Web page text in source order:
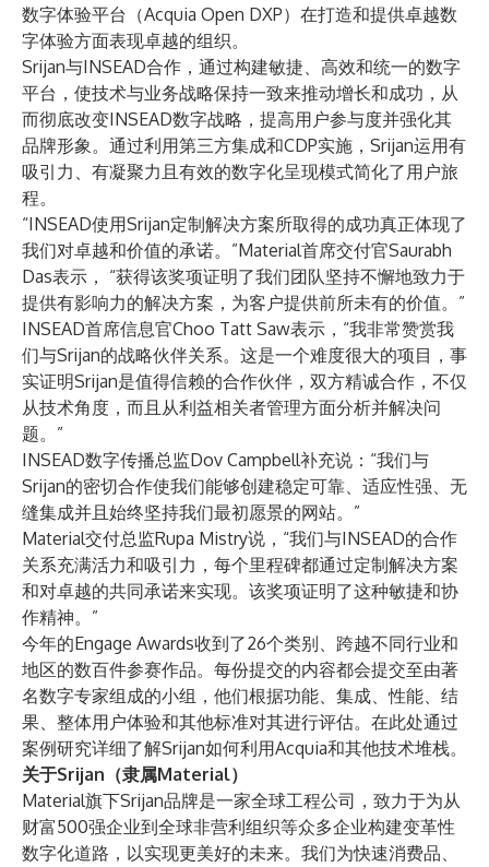
数字体验平台（Acquia Open DXP）在打造和提供卓越数
字体验方面表现卓越的组织。
Srijan与INSEAD合作，通过构建敏捷、高效和统一的数字
平台，使技术与业务战略保持一致来推动增长和成功，从
而彻底改变INSEAD数字战略，提高用户参与度并强化其
品牌形象。通过利用第三方集成和CDP实施，Srijan运用有
吸引力、有凝聚力且有效的数字化呈现模式简化了用户旅
程。
“INSEAD使用Srijan定制解决方案所取得的成功真正体现了
我们对卓越和价值的承诺。”Material首席交付官Saurabh
Das表示， “获得该奖项证明了我们团队坚持不懈地致力于
提供有影响力的解决方案，为客户提供前所未有的价值。”
INSEAD首席信息官Choo Tatt Saw表示，“我非常赞赏我
们与Srijan的战略伙伴关系。这是一个难度很大的项目，事
实证明Srijan是值得信赖的合作伙伴，双方精诚合作，不仅
从技术角度，而且从利益相关者管理方面分析并解决问
题。”
INSEAD数字传播总监Dov Campbell补充说：“我们与
Srijan的密切合作使我们能够创建稳定可靠、适应性强、无
缝集成并且始终坚持我们最初愿景的网站。”
Material交付总监Rupa Mistry说，“我们与INSEAD的合作
关系充满活力和吸引力，每个里程碑都通过定制解决方案
和对卓越的共同承诺来实现。该奖项证明了这种敏捷和协
作精神。”
今年的Engage Awards收到了26个类别、跨越不同行业和
地区的数百件参赛作品。每份提交的内容都会提交至由著
名数字专家组成的小组，他们根据功能、集成、性能、结
果、整体用户体验和其他标准对其进行评估。 在此处通过
案例研究详细了解Srijan如何利用Acquia和其他技术堆栈。
关于Srijan（隶属Material）
Material旗下Srijan品牌是一家全球工程公司，致力于为从
财富500强企业到全球非营利组织等众多企业构建变革性
数字化道路，以实现更美好的未来。我们为快速消费品、